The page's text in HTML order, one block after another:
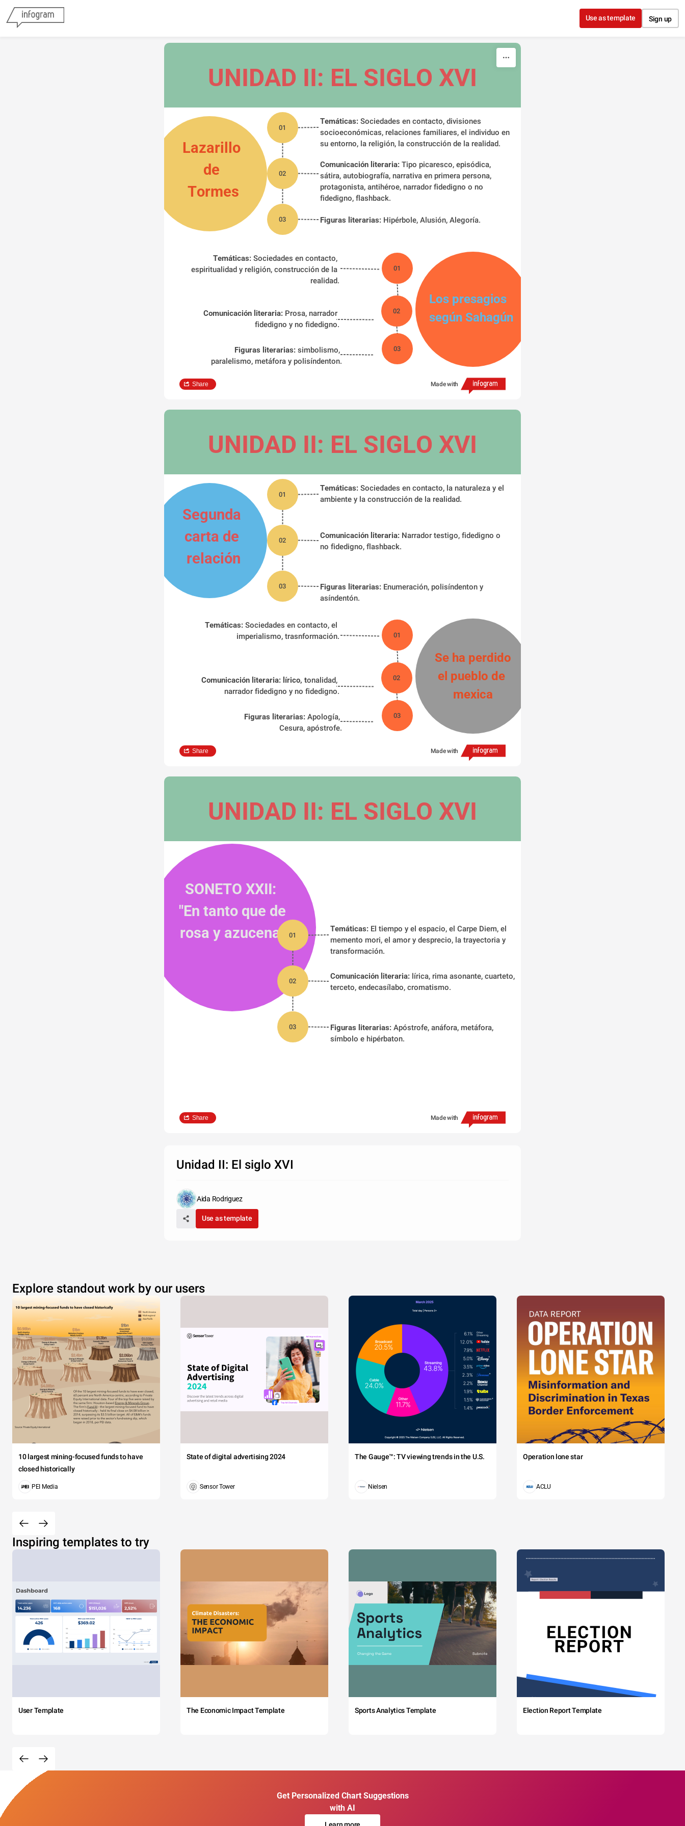
Use as template Sign up
UNIDAD II: EL SIGLO XVI
01
Temáticas: Sociedades en contacto, divisiones
socioeconómicas, relaciones familiares, el individuo en
su entorno, la religión, la construcción de la realidad.
Lazarillo
de
Tormes
02
Comunicación literaria: Tipo picaresco, episódica,
sátira, autobiografía, narrativa en primera persona,
protagonista, antihéroe, narrador fidedigno o no
fidedigno, flashback.
03 Figuras literarias: Hipérbole, Alusión, Alegoría.
Temáticas: Sociedades en contacto,
espiritualidad y religión, construcción de la
realidad.
01
Los presagios
según Sahagún
02
Comunicación literaria: Prosa, narrador
fidedigno y no fidedigno.
03
Figuras literarias: simbolismo,
paralelismo, metáfora y polisíndenton.
Share Made with
UNIDAD II: EL SIGLO XVI
01
Temáticas: Sociedades en contacto, la naturaleza y el
ambiente y la construcción de la realidad.
Segunda
carta de
relación
02
Comunicación literaria: Narrador testigo, fidedigno o
no fidedigno, flashback.
03 Figuras literarias: Enumeración, polisíndenton y
asíndentón.
Temáticas: Sociedades en contacto, el
imperialismo, trasnformación.
01
Se ha perdido
el pueblo de
mexica
02
Comunicación literaria: lírico, tonalidad,
narrador fidedigno y no fidedigno.
03
Figuras literarias: Apología,
Cesura, apóstrofe.
Share Made with
UNIDAD II: EL SIGLO XVI
SONETO XXII:
"En tanto que de
rosa y azucena"
01
Temáticas: El tiempo y el espacio, el Carpe Diem, el
memento mori, el amor y desprecio, la trayectoria y
transformación.
02
Comunicación literaria: lírica, rima asonante, cuarteto,
terceto, endecasílabo, cromatismo.
03 Figuras literarias: Apóstrofe, anáfora, metáfora,
símbolo e hipérbaton.
Share Made with
Unidad II: El siglo XVI
Aida Rodriguez
Use as template
Explore standout work by our users
10 largest mining-focused funds to have
closed historically
PEI Media
State of digital advertising 2024
Sensor Tower
The Gauge™: TV viewing trends in the U.S.
Nielsen
Operation lone star
ACLU
Inspiring templates to try
User Template The Economic Impact Template Sports Analytics Template Election Report Template
Get Personalized Chart Suggestions
with AI